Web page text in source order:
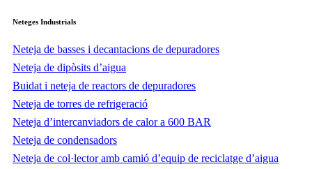
Neteges Industrials
Neteja de basses i decantacions de depuradores
Neteja de dipòsits d’aigua
Buidat i neteja de reactors de depuradores
Neteja de torres de refrigeració
Neteja d’intercanviadors de calor a 600 BAR
Neteja de condensadors
Neteja de col·lector amb camió d’equip de reciclatge d’aigua